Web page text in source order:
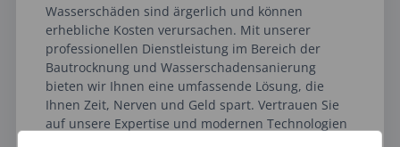
Wasserschäden sind ärgerlich und können
erhebliche Kosten verursachen. Mit unserer
professionellen Dienstleistung im Bereich der
Bautrocknung und Wasserschadensanierung
bieten wir Ihnen eine umfassende Lösung, die
Ihnen Zeit, Nerven und Geld spart. Vertrauen Sie
auf unsere Expertise und modernen Technologien